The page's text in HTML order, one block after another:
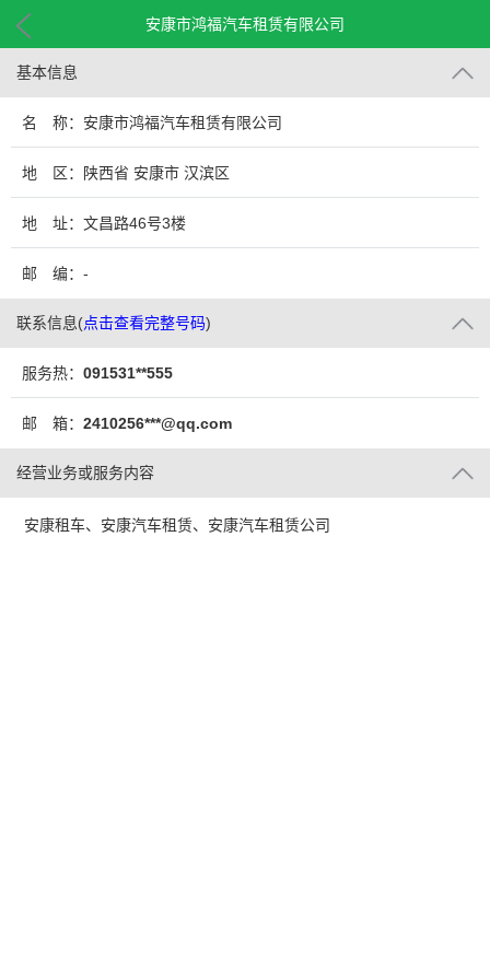
安康市鸿福汽车租赁有限公司
基本信息
名 称：安康市鸿福汽车租赁有限公司
地 区：陕西省 安康市 汉滨区
地 址：文昌路46号3楼
邮 编：-
联系信息(点击查看完整号码)
服务热： 091531**555
邮 箱： 2410256***@qq.com
经营业务或服务内容
安康租车、安康汽车租赁、安康汽车租赁公司